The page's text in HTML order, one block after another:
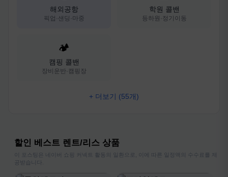
해외공항
픽업·샌딩·마중
학원 콜밴
등하원·정기이동
🏕️
캠핑 콜밴
장비운반·캠핑장
+ 더보기 (55개)
할인 베스트 렌트/리스 상품
이 포스팅은 네이버 쇼핑 커넥트 활동의 일환으로, 이에 따른 일정액의 수수료를 제
공받습니다.